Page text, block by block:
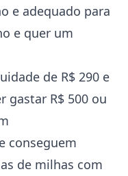
e adequado para
e quer um
de R$ 290 e
gastar R$ 500 ou
conseguem
de milhas com